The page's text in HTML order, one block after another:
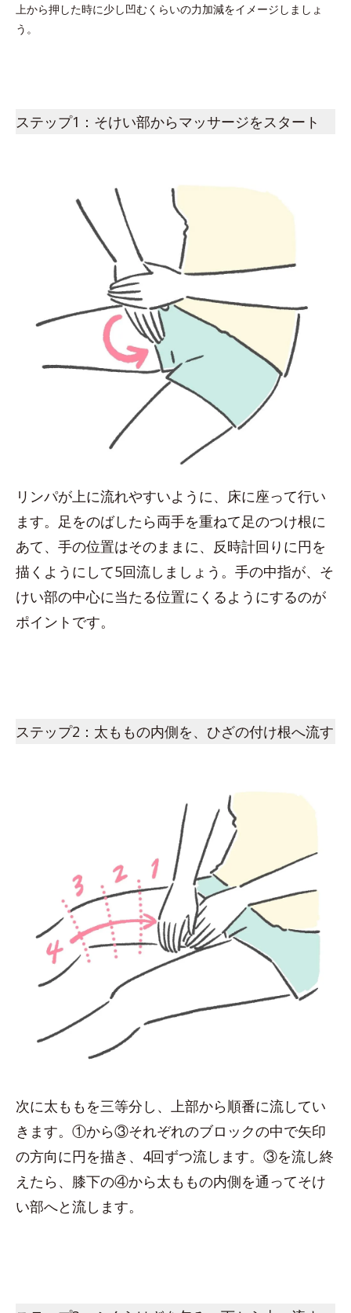
上から押した時に少し凹むくらいの力加減をイメージしましょ
う。
ステップ1：そけい部からマッサージをスタート
リンパが上に流れやすいように、床に座って行い
ます。足をのばしたら両手を重ねて足のつけ根に
あて、手の位置はそのままに、反時計回りに円を
描くようにして5回流しましょう。手の中指が、そ
けい部の中心に当たる位置にくるようにするのが
ポイントです。
ステップ2：太ももの内側を、ひざの付け根へ流す
次に太ももを三等分し、上部から順番に流してい
きます。①から③それぞれのブロックの中で矢印
の方向に円を描き、4回ずつ流します。③を流し終
えたら、膝下の④から太ももの内側を通ってそけ
い部へと流します。